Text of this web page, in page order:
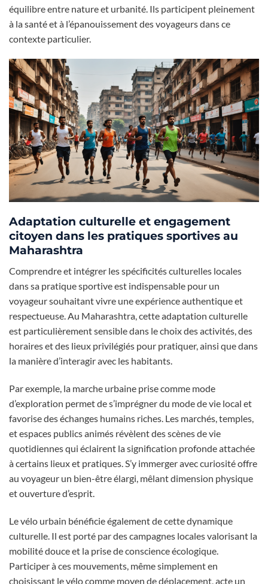
équilibre entre nature et urbanité. Ils participent pleinement
à la santé et à l’épanouissement des voyageurs dans ce
contexte particulier.
Adaptation culturelle et engagement
citoyen dans les pratiques sportives au
Maharashtra
Comprendre et intégrer les spécificités culturelles locales
dans sa pratique sportive est indispensable pour un
voyageur souhaitant vivre une expérience authentique et
respectueuse. Au Maharashtra, cette adaptation culturelle
est particulièrement sensible dans le choix des activités, des
horaires et des lieux privilégiés pour pratiquer, ainsi que dans
la manière d’interagir avec les habitants.
Par exemple, la marche urbaine prise comme mode
d’exploration permet de s’imprégner du mode de vie local et
favorise des échanges humains riches. Les marchés, temples,
et espaces publics animés révèlent des scènes de vie
quotidiennes qui éclairent la signification profonde attachée
à certains lieux et pratiques. S’y immerger avec curiosité offre
au voyageur un bien-être élargi, mêlant dimension physique
et ouverture d’esprit.
Le vélo urbain bénéficie également de cette dynamique
culturelle. Il est porté par des campagnes locales valorisant la
mobilité douce et la prise de conscience écologique.
Participer à ces mouvements, même simplement en
choisissant le vélo comme moyen de déplacement, acte un